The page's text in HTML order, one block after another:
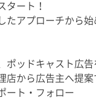
タート！
アプローチから始
ポッドキャスト広告
店から広告主へ提案
ート・フォロー